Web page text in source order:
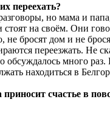
переехать?
но мама и
на своём. Они
не бросят дом и не
переезжать. Не
обсуждалось много
находиться в
счастье в